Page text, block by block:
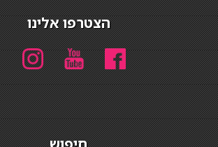
הצטרפו אלינו